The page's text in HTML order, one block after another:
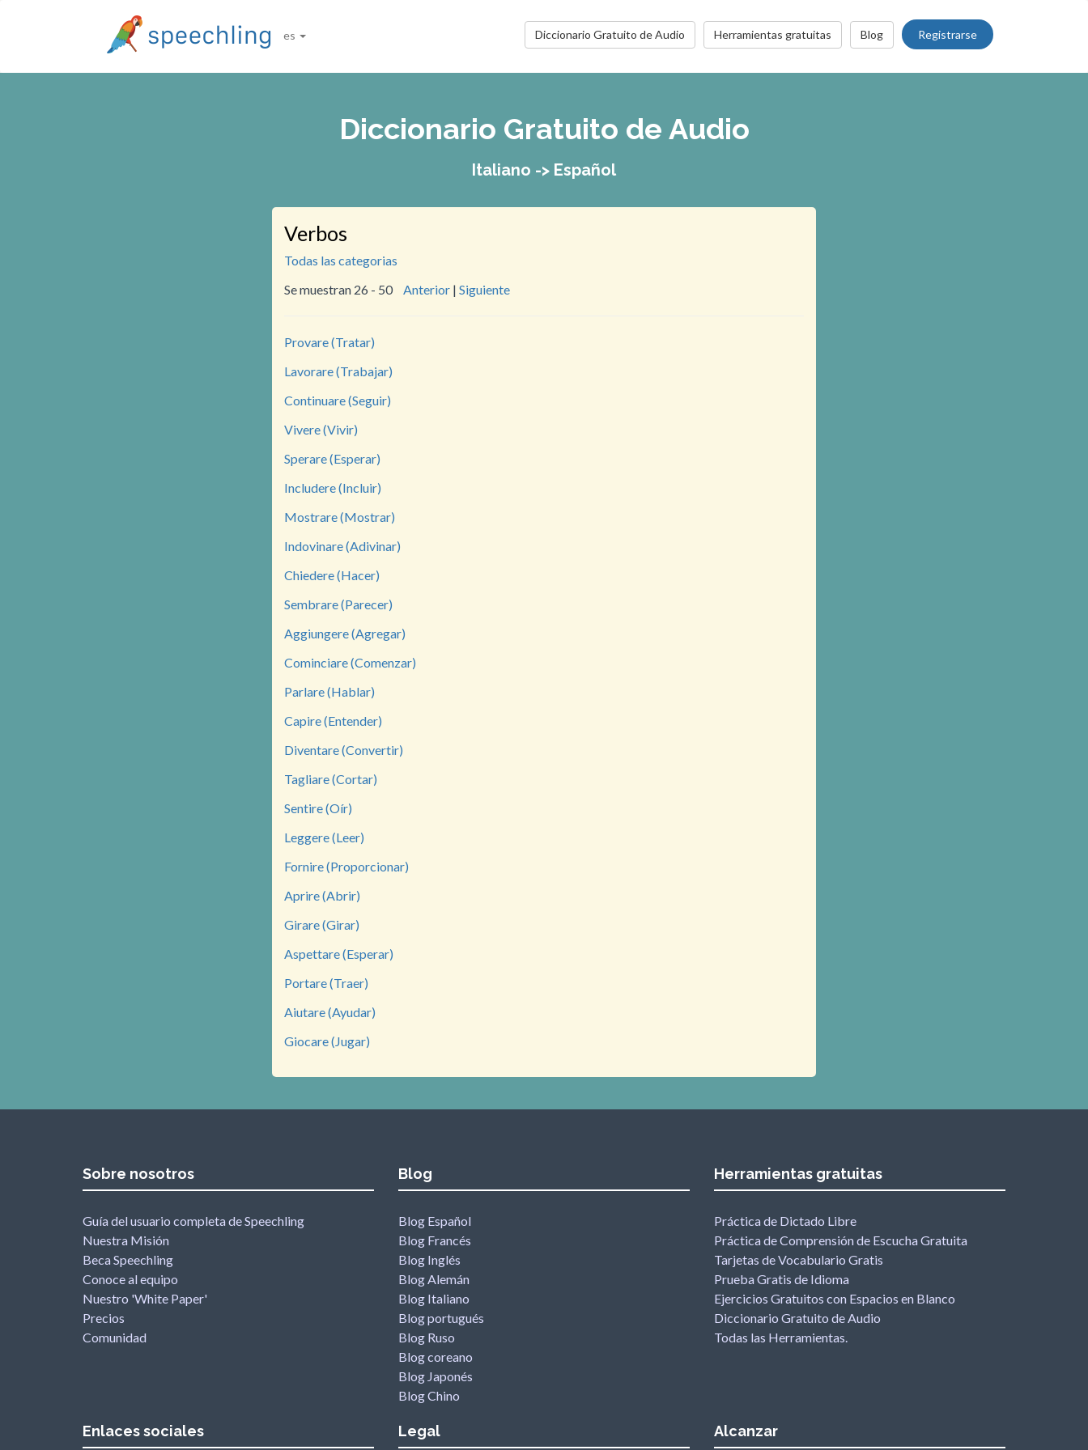
es Registrarse
Blog
Herramientas gratuitas
Diccionario Gratuito de Audio
Diccionario Gratuito de Audio
Italiano -> Español
Verbos
Todas las categorias
Se muestran 26 - 50
Anterior | Siguiente
Provare (Tratar)
Lavorare (Trabajar)
Continuare (Seguir)
Vivere (Vivir)
Sperare (Esperar)
Includere (Incluir)
Mostrare (Mostrar)
Indovinare (Adivinar)
Chiedere (Hacer)
Sembrare (Parecer)
Aggiungere (Agregar)
Cominciare (Comenzar)
Parlare (Hablar)
Capire (Entender)
Diventare (Convertir)
Tagliare (Cortar)
Sentire (Oír)
Leggere (Leer)
Fornire (Proporcionar)
Aprire (Abrir)
Girare (Girar)
Aspettare (Esperar)
Portare (Traer)
Aiutare (Ayudar)
Giocare (Jugar)
Sobre nosotros
Guía del usuario completa de Speechling
Nuestra Misión
Beca Speechling
Conoce al equipo
Nuestro 'White Paper'
Precios
Comunidad
Blog
Blog Español
Blog Francés
Blog Inglés
Blog Alemán
Blog Italiano
Blog portugués
Blog Ruso
Blog coreano
Blog Japonés
Blog Chino
Herramientas gratuitas
Práctica de Dictado Libre
Práctica de Comprensión de Escucha Gratuita
Tarjetas de Vocabulario Gratis
Prueba Gratis de Idioma
Ejercicios Gratuitos con Espacios en Blanco
Diccionario Gratuito de Audio
Todas las Herramientas.
Enlaces sociales Legal Alcanzar